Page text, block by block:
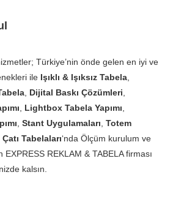
Türkiye’nin önde gelen en iyi ve
ile Işıklı & Işıksız Tabela
Dijital Baskı Çözümleri
Lightbox Tabela Yapımı
,Stant Uygulamaları ,Totem
Tabelaları‘nda Ölçüm kurulum ve
REKLAM & TABELA firması
kalsın.